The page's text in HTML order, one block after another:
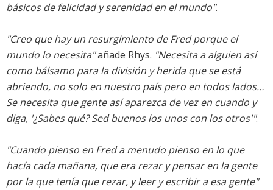
básicos de felicidad y serenidad en el mundo".
"Creo que hay un resurgimiento de Fred porque el
mundo lo necesita"añade Rhys. "Necesita a alguien así
como bálsamo para la división y herida que se está
abriendo, no solo en nuestro país pero en todos lados…
Se necesita que gente así aparezca de vez en cuando y
diga, '¿Sabes qué? Sed buenos los unos con los otros'".
"Cuando pienso en Fred a menudo pienso en lo que
hacía cada mañana, que era rezar y pensar en la gente
por la que tenía que rezar, y leer y escribir a esa gente"